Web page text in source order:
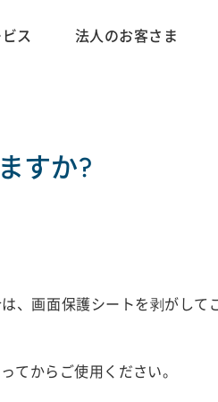
ス 法人のお客さま
すか?
、画面保護シートを剥がして
てからご使用ください。